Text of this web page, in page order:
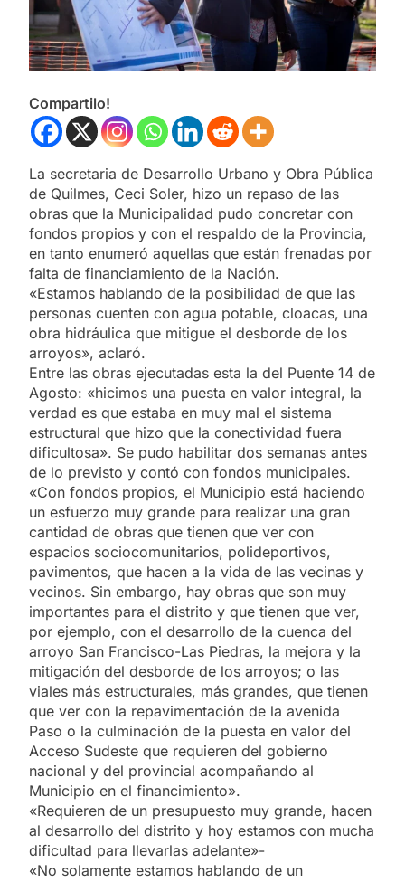
Compartilo!
La secretaria de Desarrollo Urbano y Obra Pública
de Quilmes, Ceci Soler, hizo un repaso de las
obras que la Municipalidad pudo concretar con
fondos propios y con el respaldo de la Provincia,
en tanto enumeró aquellas que están frenadas por
falta de financiamiento de la Nación.
«Estamos hablando de la posibilidad de que las
personas cuenten con agua potable, cloacas, una
obra hidráulica que mitigue el desborde de los
arroyos», aclaró.
Entre las obras ejecutadas esta la del Puente 14 de
Agosto: «hicimos una puesta en valor integral, la
verdad es que estaba en muy mal el sistema
estructural que hizo que la conectividad fuera
dificultosa». Se pudo habilitar dos semanas antes
de lo previsto y contó con fondos municipales.
«Con fondos propios, el Municipio está haciendo
un esfuerzo muy grande para realizar una gran
cantidad de obras que tienen que ver con
espacios sociocomunitarios, polideportivos,
pavimentos, que hacen a la vida de las vecinas y
vecinos. Sin embargo, hay obras que son muy
importantes para el distrito y que tienen que ver,
por ejemplo, con el desarrollo de la cuenca del
arroyo San Francisco-Las Piedras, la mejora y la
mitigación del desborde de los arroyos; o las
viales más estructurales, más grandes, que tienen
que ver con la repavimentación de la avenida
Paso o la culminación de la puesta en valor del
Acceso Sudeste que requieren del gobierno
nacional y del provincial acompañando al
Municipio en el financimiento».
«Requieren de un presupuesto muy grande, hacen
al desarrollo del distrito y hoy estamos con mucha
dificultad para llevarlas adelante»-
«No solamente estamos hablando de un